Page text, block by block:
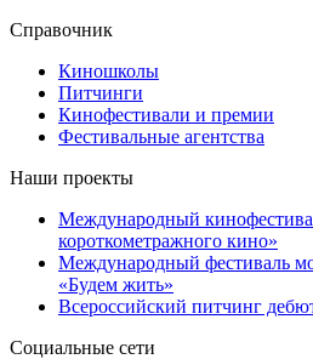
Справочник
Киношколы
Питчинги
Кинофестивали и премии
Фестивальные агентства
Наши проекты
Международный
короткометражного кино»
Международный фестиваль
«Будем жить»
Всероссийский питчинг
Социальные сети